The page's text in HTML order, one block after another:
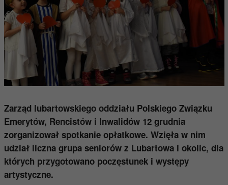
Zarząd lubartowskiego oddziału Polskiego Związku
Emerytów, Rencistów i Inwalidów 12 grudnia
zorganizował spotkanie opłatkowe. Wzięła w nim
udział liczna grupa seniorów z Lubartowa i okolic, dla
których przygotowano poczęstunek i występy
artystyczne.